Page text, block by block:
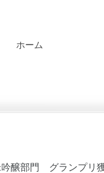
ホーム
醸部門 グランプリ